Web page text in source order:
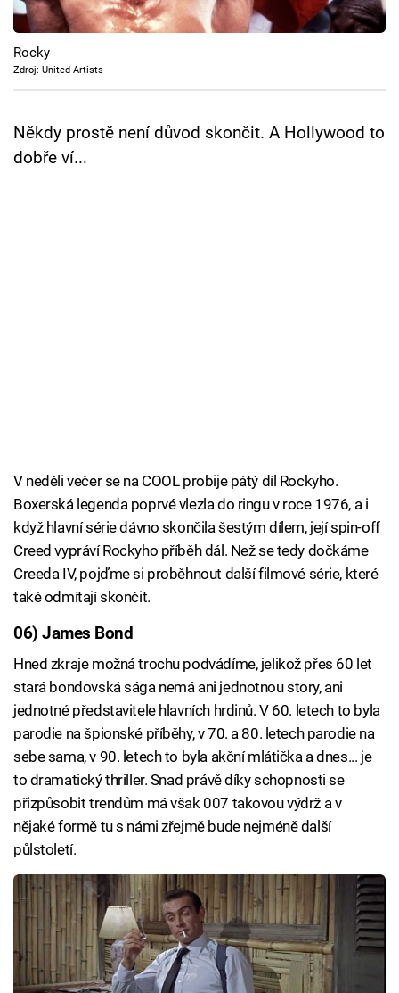
Cool Esport
Pořady
Sledujte prima+
Rocky
Zdroj: United Artists
Někdy prostě není důvod skončit. A Hollywood to
dobře ví...
V neděli večer se na COOL probije pátý díl Rockyho.
Boxerská legenda poprvé vlezla do ringu v roce 1976, a i
když hlavní série dávno skončila šestým dílem, její spin-off
Creed vypráví Rockyho příběh dál. Než se tedy dočkáme
Creeda IV, pojďme si proběhnout další filmové série, které
také odmítají skončit.
06) James Bond
Hned zkraje možná trochu podvádíme, jelikož přes 60 let
stará bondovská sága nemá ani jednotnou story, ani
jednotné představitele hlavních hrdinů. V 60. letech to byla
parodie na špionské příběhy, v 70. a 80. letech parodie na
sebe sama, v 90. letech to byla akční mlátička a dnes... je
to dramatický thriller. Snad právě díky schopnosti se
přizpůsobit trendům má však 007 takovou výdrž a v
nějaké formě tu s námi zřejmě bude nejméně další
půlstoletí.